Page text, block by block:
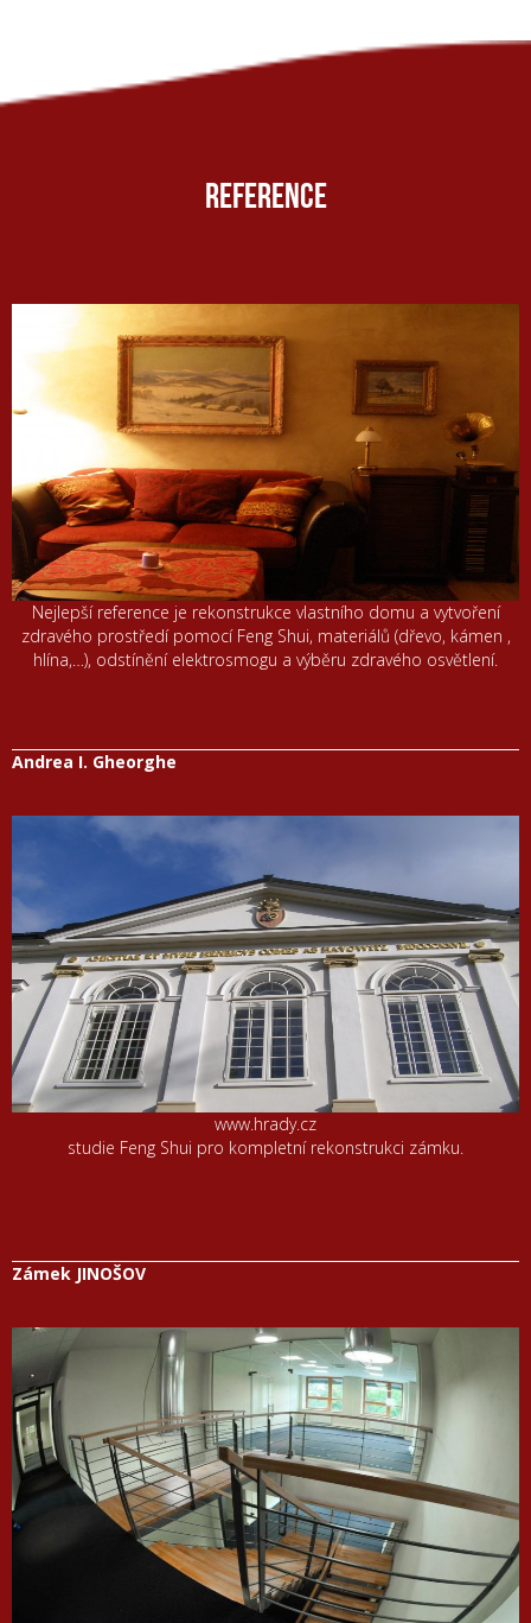
REFERENCE
Nejlepší reference je rekonstrukce vlastního domu a vytvoření
zdravého prostředí pomocí Feng Shui, materiálů (dřevo, kámen ,
hlína,…), odstínění elektrosmogu a výběru zdravého osvětlení.
Andrea I. Gheorghe
www.hrady.cz
studie Feng Shui pro kompletní rekonstrukci zámku.
Zámek JINOŠOV